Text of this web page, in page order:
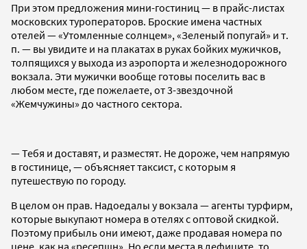
При этом предложения мини-гостиниц — в прайс-листах
московских туроператоров. Броские имена частных
отелей — «Утомленные солнцем», «Зеленый попугай» и т.
п. — вы увидите и на плакатах в руках бойких мужичков,
толпящихся у выхода из аэропорта и железнодорожного
вокзала. Эти мужички вообще готовы поселить вас в
любом месте, где пожелаете, от 3-звездочной
«Жемчужины» до частного сектора.
— Тебя и доставят, и разместят. Не дороже, чем напрямую
в гостинице, — объясняет таксист, с которым я
путешествую по городу.
В целом он прав. Надоедалы у вокзала — агенты турфирм,
которые выкупают номера в отелях с оптовой скидкой.
Поэтому прибыль они имеют, даже продавая номера по